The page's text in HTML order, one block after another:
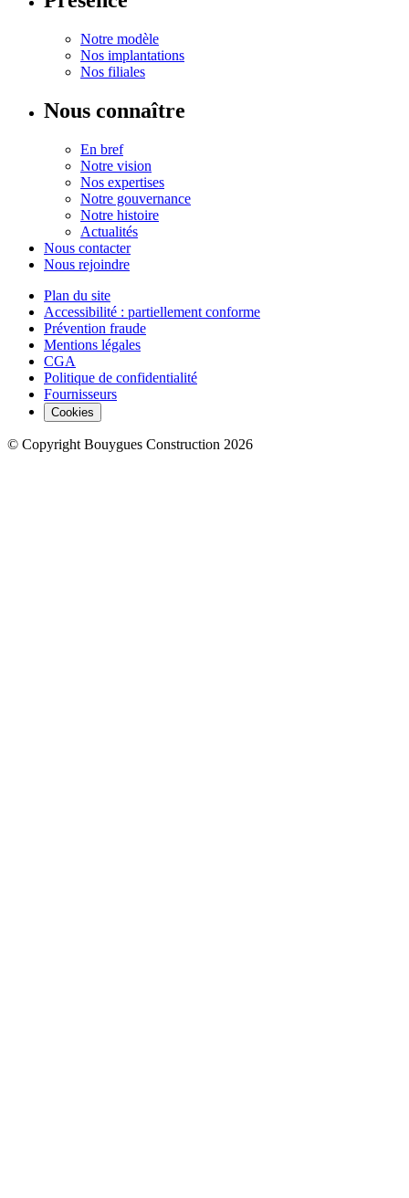
Notre modèle
Nos implantations
Nos filiales
Nous connaître
En bref
Notre vision
Nos expertises
Notre gouvernance
Notre histoire
Actualités
Nous contacter
Nous rejoindre
Plan du site
Accessibilité : partiellement conforme
Prévention fraude
Mentions légales
CGA
Politique de confidentialité
Fournisseurs
Cookies
© Copyright Bouygues Construction 2026